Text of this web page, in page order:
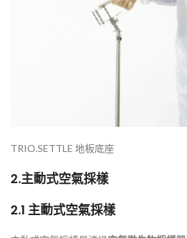
TRIO.SETTLE 地板底座
2.主動式空氣採樣
2.1 主動式空氣採樣